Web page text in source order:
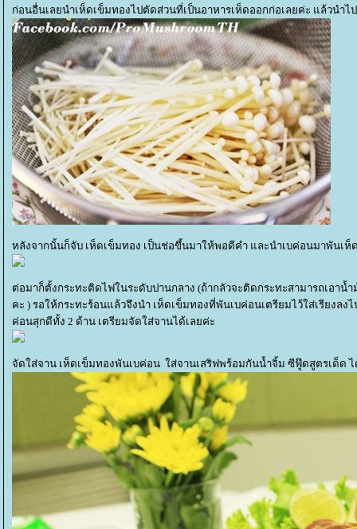
ก่อนอื่นเลยนำเห็ดเข็มทองไปตัดส่วนที่เป็นอาหารเห็ดออกก่อเลยค่ะ แล้วนำ
หลังจากนั้นก็จับ เห็ดเข็มทอง เป็นช่อขึ้นมาให้พอดีคำ และนำเบค่อนมาพันเ
ต่อมาก็ตั้งกระทะติดไฟในระดับปานกลาง (ถ้ากลัวจะติดกระทะสามารถเอาน้
คะ ) รอให้กระทะร้อนแล้วจึงนำ เห็ดเข็มทองที่พันเบค่อนเตรียมไว้ใส่เรียงลง
ค่อนสุกดีทั้ง 2 ด้าน เตรียมจัดใส่จานได้เลยค่ะ
จัดใส่จาน เห็ดเข็มทองพันเบค่อน ใส่จานเสริฟพร้อมกันน้ำจิ้ม ซีฟู๊ดสูตรเด็ด ไ